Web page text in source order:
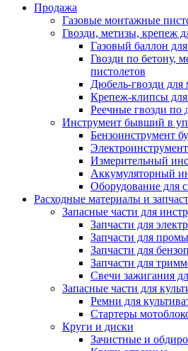
Продажа
Газовые монтажные
Гвозди, метизы, крепеж
Газовый баллон
Гвозди по бетону,
пистолетов
Дюбель-гвозди для
Крепеж-клипсы
Реечные гвозди по
Инструмент бывший в
Бензоинструмент бу
Измерительный
Аккумуляторный
Оборудование для
Расходные материалы и
Запасные части для
Запчасти для
Запчасти для
Запчасти для
Запчасти для
Свечи зажигания
Запасные части для
Ремни для
Стартеры
Круги и диски
Зачистные и